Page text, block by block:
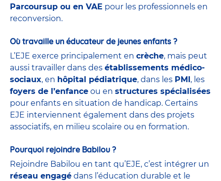
Parcoursup ou en VAE pour les professionnels en
reconversion.
Où travaille un éducateur de jeunes enfants ?
L’EJE exerce principalement en crèche, mais peut
aussi travailler dans des établissements médico-
sociaux, en hôpital pédiatrique, dans les PMI, les
foyers de l’enfance ou en structures spécialisées
pour enfants en situation de handicap. Certains
EJE interviennent également dans des projets
associatifs, en milieu scolaire ou en formation.
Pourquoi rejoindre Babilou ?
Rejoindre Babilou en tant qu’EJE, c’est intégrer un
réseau engagé dans l’éducation durable et le